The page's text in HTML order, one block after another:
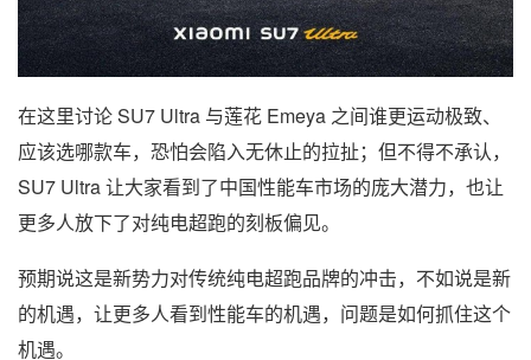
在这里讨论 SU7 Ultra 与莲花 Emeya 之间谁更运动极致、
应该选哪款车，恐怕会陷入无休止的拉扯；但不得不承认，
SU7 Ultra 让大家看到了中国性能车市场的庞大潜力，也让
更多人放下了对纯电超跑的刻板偏见。
预期说这是新势力对传统纯电超跑品牌的冲击，不如说是新
的机遇，让更多人看到性能车的机遇，问题是如何抓住这个
机遇。